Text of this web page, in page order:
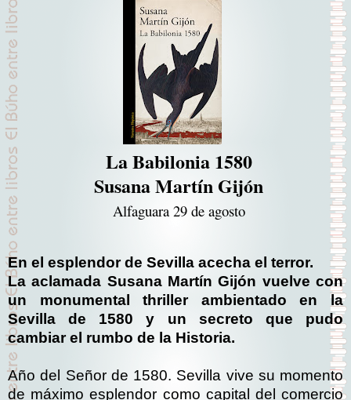
La Babilonia 1580
Susana Martín Gijón
Alfaguara 29 de agosto
En el esplendor de Sevilla acecha el terror.
La aclamada Susana Martín Gijón vuelve con
un monumental thriller ambientado en la
Sevilla de 1580 y un secreto que pudo
cambiar el rumbo de la Historia.
Año del Señor de 1580. Sevilla vive su momento
de máximo esplendor como capital del comercio